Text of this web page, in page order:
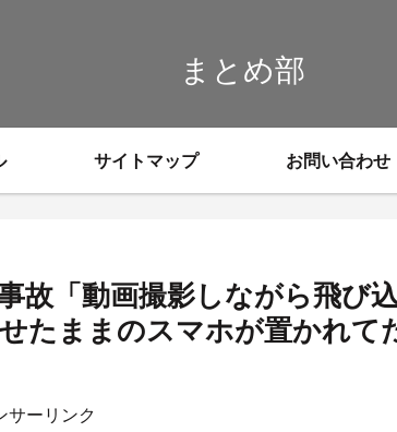
まとめ部
サイトマップ お問い合わせ
故「動画撮影しながら飛び
たままのスマホが置かれて
サーリンク